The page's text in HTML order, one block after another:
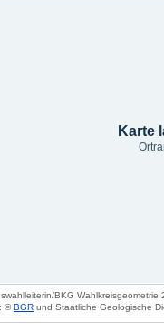
Karte
BKG
©BGR und Staatliche Geologische